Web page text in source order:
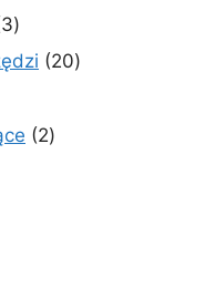
33
produkty
2020
22